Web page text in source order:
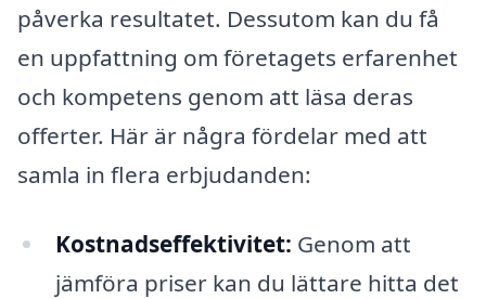
påverka resultatet. Dessutom kan du få
en uppfattning om företagets erfarenhet
och kompetens genom att läsa deras
offerter. Här är några fördelar med att
samla in flera erbjudanden:
Kostnadseffektivitet: Genom att
jämföra priser kan du lättare hitta det